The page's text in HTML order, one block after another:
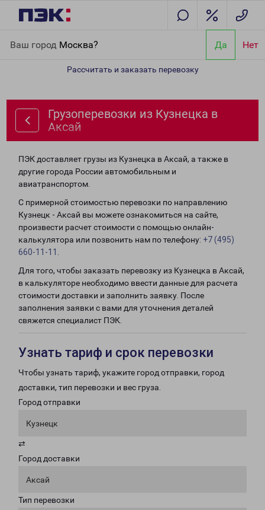
Ваш город Москва? Да Нет
Рассчитать и заказать перевозку
Грузоперевозки из Кузнецка в
Аксай
ПЭК доставляет грузы из Кузнецка в Аксай, а также в
другие города России автомобильным и
авиатранспортом.
С примерной стоимостью перевозки по направлению
Кузнецк - Аксай вы можете ознакомиться на сайте,
произвести расчет стоимости с помощью онлайн-
калькулятора или позвонить нам по телефону: +7 (495)
660-11-11
Для того, чтобы заказать перевозку из Кузнецка в Аксай,
в калькуляторе необходимо ввести данные для расчета
стоимости доставки и заполнить заявку. После
заполнения заявки с вами для уточнения деталей
свяжется специалист ПЭК.
Узнать тариф и срок перевозки
Чтобы узнать тариф, укажите город отправки, город
доставки, тип перевозки и вес груза.
Город отправки
Кузнецк
⇄
Город доставки
Аксай
Тип перевозки